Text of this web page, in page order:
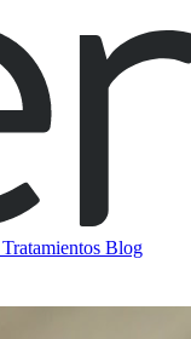
Tratamientos Blog